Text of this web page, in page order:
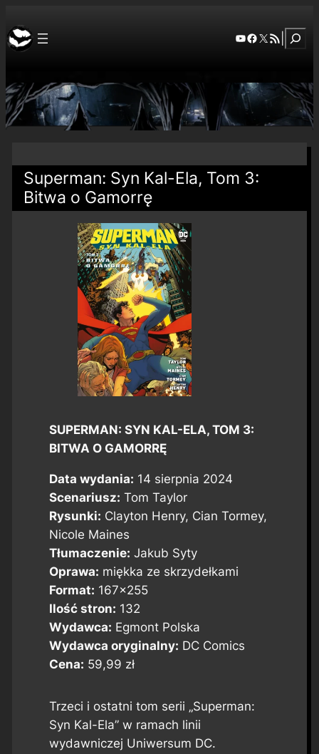
YouTube
Facebook
X RSS Feed
Superman: Syn Kal-Ela, Tom 3:
Bitwa o Gamorrę
SUPERMAN: SYN KAL-ELA, TOM 3:
BITWA O GAMORRĘ
Data wydania: 14 sierpnia 2024
Scenariusz: Tom Taylor
Rysunki: Clayton Henry, Cian Tormey,
Nicole Maines
Tłumaczenie: Jakub Syty
Oprawa: miękka ze skrzydełkami
Format: 167×255
Ilość stron: 132
Wydawca: Egmont Polska
Wydawca oryginalny: DC Comics
Cena: 59,99 zł
Trzeci i ostatni tom serii „Superman:
Syn Kal-Ela” w ramach linii
wydawniczej Uniwersum DC.